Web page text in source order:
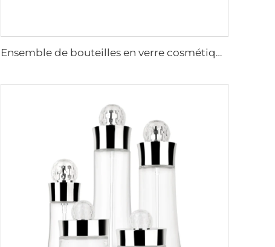
Ensemble de bouteilles en verre cosmétique haute qualité Oem conteneur 75ml 160ml 230ml mat & brillant sérum soin de la peau emballage cosmétique